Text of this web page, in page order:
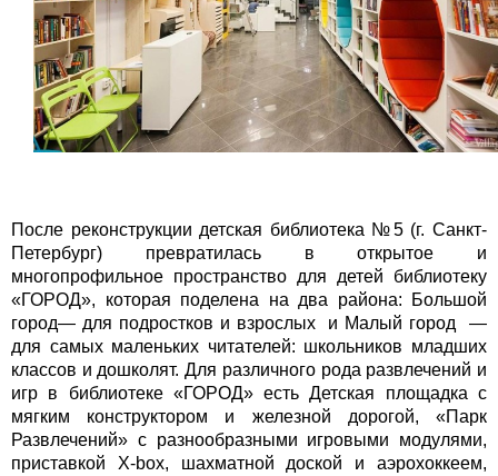
После реконструкции детская библиотека №5 (г. Санкт-
Петербург) превратилась в открытое и
многопрофильное пространство для детей библиотеку
«ГОРОД», которая поделена на два района: Большой
город— для подростков и взрослых и Малый город —
для самых маленьких читателей: школьников младших
классов и дошколят. Для различного рода развлечений и
игр в библиотеке «ГОРОД» есть Детская площадка с
мягким конструктором и железной дорогой, «Парк
Развлечений» с разнообразными игровыми модулями,
приставкой X-box, шахматной доской и аэрохоккеем,